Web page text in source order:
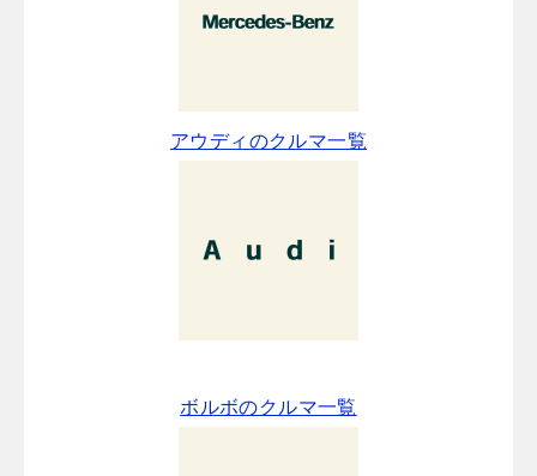
アウディのクルマ一覧
ボルボのクルマ一覧